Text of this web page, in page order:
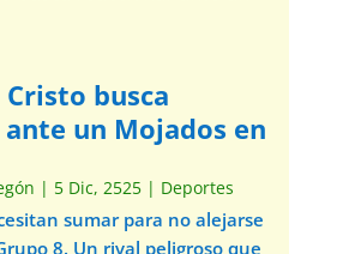
Cristo busca
un Mojados en
| 5 Dic, 2525| Deportes
sumar para no alejarse
8. Un rival peligroso que